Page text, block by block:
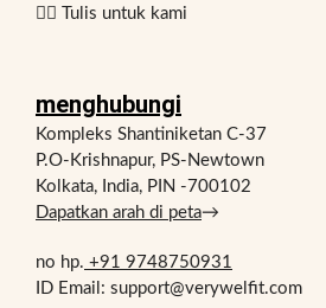
✍🏻 Tulis untuk kami
menghubungi
Kompleks Shantiniketan C-37
P.O-Krishnapur, PS-Newtown
Kolkata, India, PIN -700102
Dapatkan arah di peta→
no hp. +91 9748750931
ID Email: support@verywelfit.com